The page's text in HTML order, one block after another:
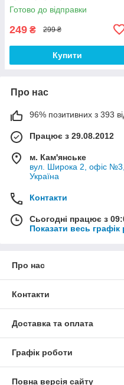
Готово до відправки
249 ₴ 299 ₴
Купити
Про нас
96% позитивних з 393
Працює з 29.08.2012
м. Кам'янське
вул. Широка 2, офіс №3,
Україна
Контакти
Сьогодні працює з
Показати весь графік
Про нас
Контакти
Доставка та оплата
Графік роботи
Повна версія сайту